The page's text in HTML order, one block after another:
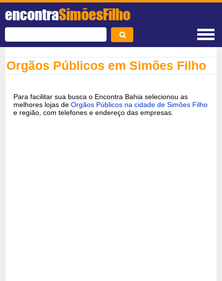
encontraSimõesFilho
Orgãos Públicos em Simões Filho
Para facilitar sua busca o Encontra Bahia selecionou as
melhores lojas deOrgãos Públicos na cidade de Simões Filho
e região, com telefones e endereço das empresas.